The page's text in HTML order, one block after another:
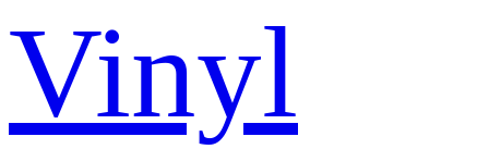
Vinyl